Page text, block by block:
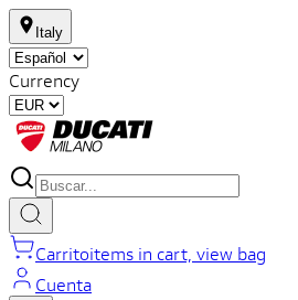
Italy
Currency
Carritoitems in cart, view bag
Cuenta